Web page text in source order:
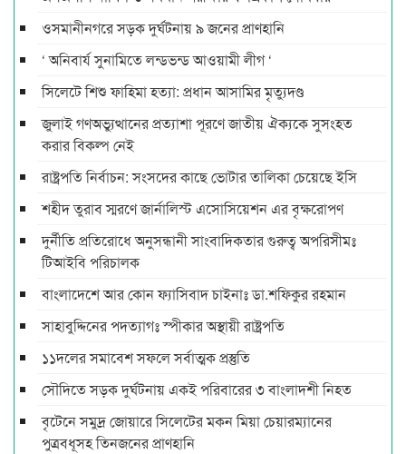
ওসমানীনগরে সড়ক দুর্ঘটনায় ৯ জনের প্রাণহানি
‘ অনিবার্য সুনামিতে লন্ডভন্ড আওয়ামী লীগ ‘
সিলেটে শিশু ফাহিমা হত্যা: প্রধান আসামির মৃত্যুদণ্ড
জুলাই গণঅভ্যুত্থানের প্রত্যাশা পূরণে জাতীয় ঐক্যকে সুসংহত
করার বিকল্প নেই
রাষ্ট্রপতি নির্বাচন: সংসদের কাছে ভোটার তালিকা চেয়েছে ইসি
শহীদ তুরাব স্মরণে জার্নালিস্ট এসোসিয়েশন এর বৃক্ষরোপণ
দুর্নীতি প্রতিরোধে অনুসন্ধানী সাংবাদিকতার গুরুত্ব অপরিসীমঃ
টিআইবি পরিচালক
বাংলাদেশে আর কোন ফ্যাসিবাদ চাইনাঃ ডা.শফিকুর রহমান
সাহাবুদ্দিনের পদত্যাগঃ স্পীকার অস্থায়ী রাষ্ট্রপতি
১১দলের সমাবেশ সফলে সর্বাত্মক প্রস্তুতি
সৌদিতে সড়ক দুর্ঘটনায় একই পরিবারের ৩ বাংলাদশী নিহত
বৃটেনে সমুদ্র জোয়ারে সিলেটের মকন মিয়া চেয়ারম্যানের
পুত্রবধূসহ তিনজনের প্রাণহানি